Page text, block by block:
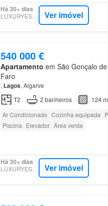
Há 30+ dias
LUXURYESTATE Ver imóvel
540 000 €
Apartamento em São Gonçalo
Faro
, Lagos, Algarve
T2
2 banheiros
124
Ar Condicionado Cozinha equipada
Piscina Elevador Área verde
Há 30+ dias
LUXURYESTATE Ver imóvel